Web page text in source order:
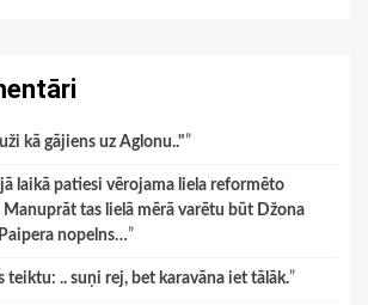
kā gājiens uz Aglonu.."”
laikā patiesi vērojama liela reformēto
tas lielā mērā varētu būt Džona
nopelns…”
teiktu: .. suņi rej, bet karavāna iet tālāk.”